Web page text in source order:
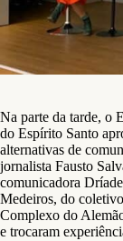
Na parte da tarde, o
do Espírito Santo
alternativas de
jornalista Fausto
comunicadora
Medeiros, do
Complexo do
e trocaram